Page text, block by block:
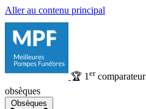
Aller au contenu principal
🏆 1 ercomparateur
obsèques
Obsèques